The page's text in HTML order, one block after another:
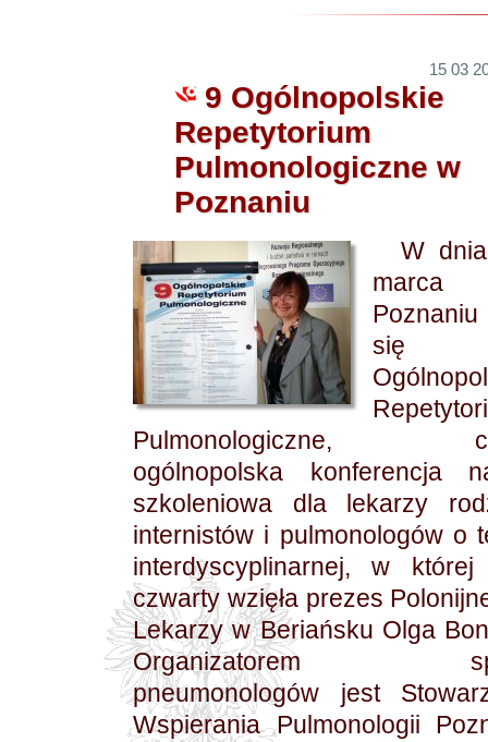
15 03
9 Ogólnopolskie
Repetytorium
Pulmonologiczne w
Poznaniu
W
Pulmonologiczne,
ogólnopolska konferencja
szkoleniowa dla lekarzy
internistów i pulmonologów o
interdyscyplinarnej, w
czwarty wzięła prezes
Lekarzy w Beriańsku Olga
Organizatorem
pneumonologów jest
Wspierania Pulmonologii